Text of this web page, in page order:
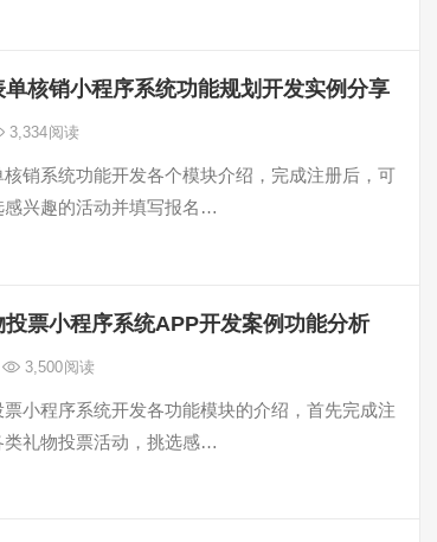
核销小程序系统功能规划开发实例分享
3,334阅读
销系统功能开发各个模块介绍，完成注册后，可
兴趣的活动并填写报名…
投票小程序系统APP开发案例功能分析
3,500阅读
小程序系统开发各功能模块的介绍，首先完成注
类礼物投票活动，挑选感…